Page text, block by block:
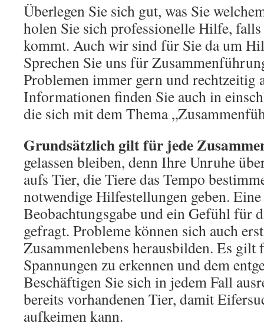
Überlegen Sie sich gut, was Sie
holen Sie sich professionelle Hilfe,
kommt. Auch wir sind für Sie da um
Sprechen Sie uns für
Problemen immer gern und rechtzeitig
Informationen finden Sie auch in
die sich mit dem Thema
Grundsätzlich gilt für jede
gelassen bleiben, denn Ihre Unruhe
aufs Tier, die Tiere das Tempo
notwendige Hilfestellungen geben.
Beobachtungsgabe und ein Gefühl für
gefragt. Probleme können sich auch
Zusammenlebens herausbilden. Es
Spannungen zu erkennen und dem
Beschäftigen Sie sich in jedem Fall
bereits vorhandenen Tier, damit
aufkeimen kann.